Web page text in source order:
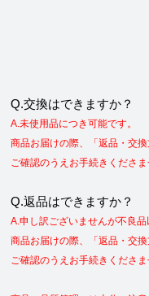
Q.交換はできますか？
A.未使用品につき可能です。
商品お届けの際、「返品・交
ご確認のうえお手続きくださま
Q.返品はできますか？
A.申し訳ございませんが不良品
商品お届けの際、「返品・交
ご確認のうえお手続きくださま